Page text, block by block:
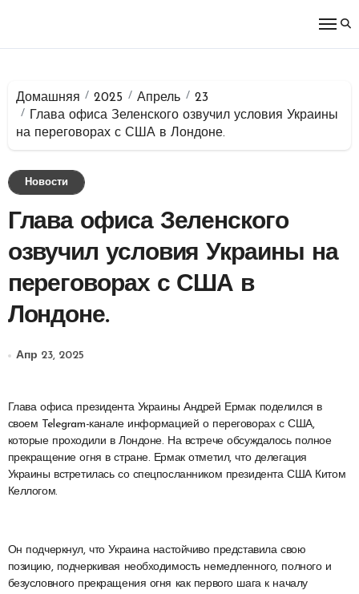
Домашняя 2025 Апрель
23
Глава офиса Зеленского озвучил условия Украины
на переговорах с США в Лондоне.
Новости
Глава офиса Зеленского
озвучил условия Украины на
переговорах с США в
Лондоне.
Апр 23, 2025
Глава офиса президента Украины Андрей Ермак поделился в
своем Telegram-канале информацией о переговорах с США,
которые проходили в Лондоне. На встрече обсуждалось полное
прекращение огня в стране. Ермак отметил, что делегация
Украины встретилась со спецпосланником президента США Китом
Келлогом.
Он подчеркнул, что Украина настойчиво представила свою
позицию, подчеркивая необходимость немедленного, полного и
безусловного прекращения огня как первого шага к началу